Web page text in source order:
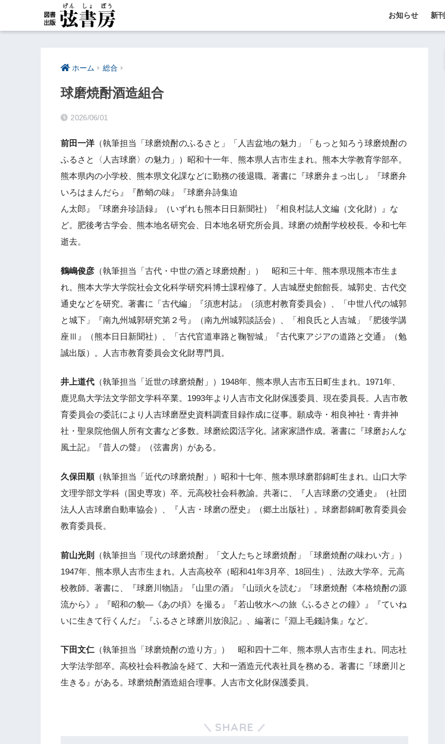
お知らせ 新
ホーム 総合
球磨焼酎酒造組合
2026/06/01
前田一洋（執筆担当「球磨焼酎のふるさと」「人吉盆地の魅力」「もっと知ろう球磨焼酎の
ふるさと〈人吉球磨〉の魅力」）昭和十一年、熊本県人吉市生まれ。熊本大学教育学部卒。
熊本県内の小学校、熊本県文化課などに勤務の後退職。著書に『球磨弁まっ出し』『球磨弁
いろはまんだら』『酢蛸の味』『球磨弁詩集迫
ん太郎』『球磨弁珍語録』（いずれも熊本日日新聞社）『相良村誌人文編（文化財）』な
ど。肥後考古学会、熊本地名研究会、日本地名研究所会員。球磨の焼酎学校校長。令和七年
逝去。
鶴嶋俊彦 （執筆担当「古代・中世の酒と球磨焼酎」） 昭和三十年、熊本県現熊本市生ま
れ。熊本大学大学院社会文化科学研究科博士課程修了。人吉城歴史館館長。城郭史、古代交
通史などを研究。著書に「古代編」『須恵村誌』（須恵村教育委員会）、「中世八代の城郭
と城下」『南九州城郭研究第２号』（南九州城郭談話会）、「相良氏と人吉城」『肥後学講
座Ⅲ』（熊本日日新聞社）、「古代官道車路と鞠智城」『古代東アジアの道路と交通』（勉
誠出版）。人吉市教育委員会文化財専門員。
井上道代 （執筆担当「近世の球磨焼酎」）1948年、熊本県人吉市五日町生まれ。1971年、
鹿児島大学法文学部文学科卒業。1993年より人吉市文化財保護委員、現在委員長。人吉市教
育委員会の委託により人吉球磨歴史資料調査目録作成に従事。願成寺・相良神社・青井神
社・聖泉院他個人所有文書など多数。球磨絵図活字化。諸家家譜作成。著書に『球磨おんな
風土記』『昔人の聲』（弦書房）がある。
久保田順（執筆担当「近代の球磨焼酎」）昭和十七年、熊本県球磨郡錦町生まれ。山口大学
文理学部文学科（国史専攻）卒。元高校社会科教諭。共著に、『人吉球磨の交通史』（社団
法人人吉球磨自動車協会）、『人吉・球磨の歴史』（郷土出版社）。球磨郡錦町教育委員会
教育委員長。
前山光則
（執筆担当「現代の球磨焼酎」「文人たちと球磨焼酎」「球磨焼酎の味わい方」）
1947年、熊本県人吉市生まれ。人吉高校卒（昭和41年3月卒、18回生）、法政大学卒。元高
校教師。著書に、『球磨川物語』『山里の酒』『山頭火を読む』『球磨焼酎《本格焼酎の源
流から》』『昭和の貌―《あの頃》を撮る』『若山牧水への旅《ふるさとの鐘》』『ていね
いに生きて行くんだ』『ふるさと球磨川放浪記』、編著に『淵上毛錢詩集』など。
下田文仁（執筆担当「球磨焼酎の造り方」） 昭和四十二年、熊本県人吉市生まれ。同志社
大学法学部卒。高校社会科教諭を経て、大和一酒造元代表社員を務める。著書に『球磨川と
生きる』がある。球磨焼酎酒造組合理事。人吉市文化財保護委員。
SHARE